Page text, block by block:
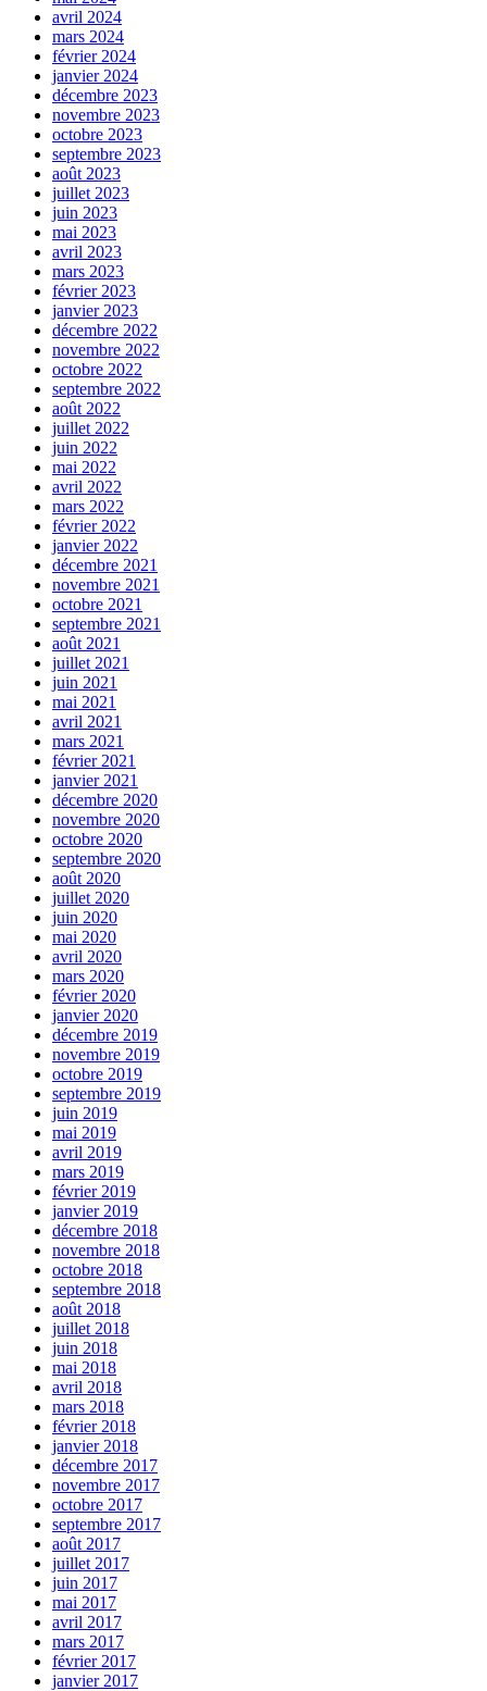
avril 2024
mars 2024
février 2024
janvier 2024
décembre 2023
novembre 2023
octobre 2023
septembre 2023
août 2023
juillet 2023
juin 2023
mai 2023
avril 2023
mars 2023
février 2023
janvier 2023
décembre 2022
novembre 2022
octobre 2022
septembre 2022
août 2022
juillet 2022
juin 2022
mai 2022
avril 2022
mars 2022
février 2022
janvier 2022
décembre 2021
novembre 2021
octobre 2021
septembre 2021
août 2021
juillet 2021
juin 2021
mai 2021
avril 2021
mars 2021
février 2021
janvier 2021
décembre 2020
novembre 2020
octobre 2020
septembre 2020
août 2020
juillet 2020
juin 2020
mai 2020
avril 2020
mars 2020
février 2020
janvier 2020
décembre 2019
novembre 2019
octobre 2019
septembre 2019
juin 2019
mai 2019
avril 2019
mars 2019
février 2019
janvier 2019
décembre 2018
novembre 2018
octobre 2018
septembre 2018
août 2018
juillet 2018
juin 2018
mai 2018
avril 2018
mars 2018
février 2018
janvier 2018
décembre 2017
novembre 2017
octobre 2017
septembre 2017
août 2017
juillet 2017
juin 2017
mai 2017
avril 2017
mars 2017
février 2017
janvier 2017